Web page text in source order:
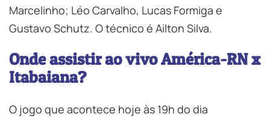
Marcelinho; Léo Carvalho, Lucas Formiga e
Gustavo Schutz. O técnico é Ailton Silva.
Onde assistir ao vivo América-RN x
Itabaiana?
O jogo que acontece hoje às 19h do dia